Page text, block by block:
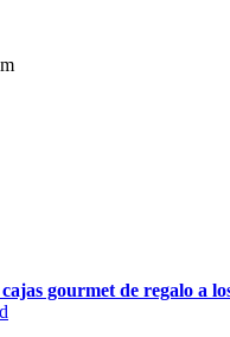
gourmet de regalo a